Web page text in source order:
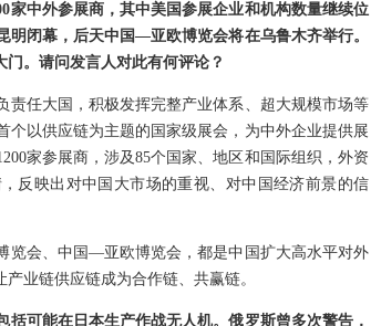
家中外参展商，其中美国参展企业和机构数量继续位
闭幕，后天中国—亚欧博览会将在乌鲁木齐举行。
。请问发言人对此有何评论？
任大国，积极发挥完整产业体系、超大规模市场等
以供应链为主题的国家级展会，为中外企业提供展
家参展商，涉及85个国家、地区和国际组织，外资
反映出对中国大市场的重视、对中国经济前景的信
览会、中国—亚欧博览会，都是中国扩大高水平对外
业链供应链成为合作链、共赢链。
可能在日本生产作战无人机。俄罗斯曾多次警告，